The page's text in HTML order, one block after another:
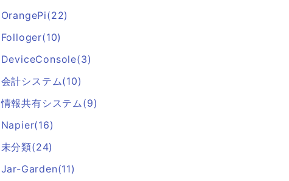
OrangePi(22)
Folloger(10)
DeviceConsole(3)
会計システム(10)
情報共有システム(9)
Napier(16)
未分類(24)
Jar-Garden(11)